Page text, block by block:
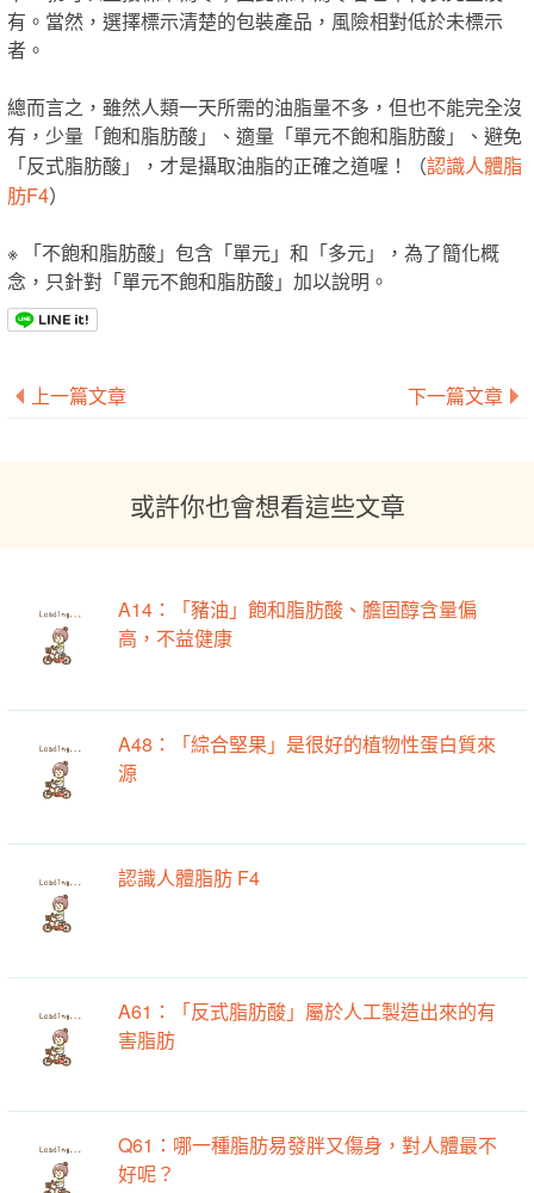
有。當然，選擇標示清楚的包裝產品，風險相對低於未標示
者。
總而言之，雖然人類一天所需的油脂量不多，但也不能完全沒
有，少量「飽和脂肪酸」、適量「單元不飽和脂肪酸」、避免
「反式脂肪酸」，才是攝取油脂的正確之道喔！（認識人體脂
肪F4）
※ 「不飽和脂肪酸」包含「單元」和「多元」，為了簡化概
念，只針對「單元不飽和脂肪酸」加以說明。
上一篇文章 下一篇文章
或許你也會想看這些文章
A14：「豬油」飽和脂肪酸、膽固醇含量偏
高，不益健康
A48：「綜合堅果」是很好的植物性蛋白質來
源
認識人體脂肪 F4
A61：「反式脂肪酸」屬於人工製造出來的有
害脂肪
Q61：哪一種脂肪易發胖又傷身，對人體最不
好呢？